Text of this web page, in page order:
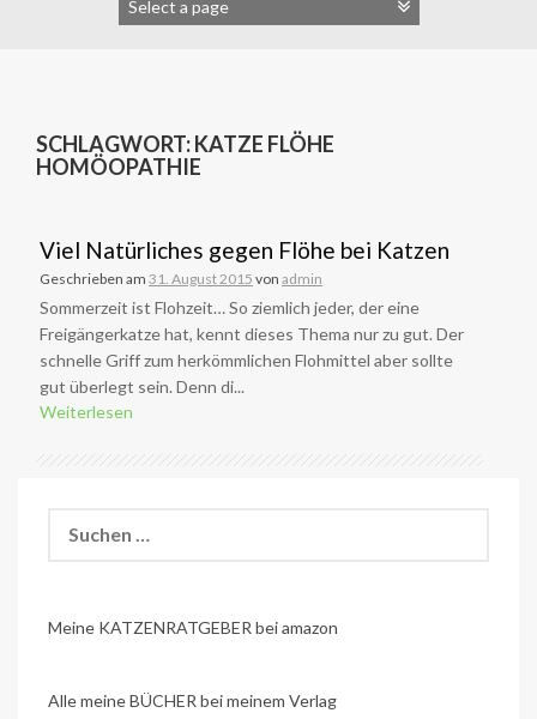
SCHLAGWORT:KATZE FLÖHE
HOMÖOPATHIE
Viel Natürliches gegen Flöhe bei Katzen
Geschrieben am 31. August 2015 von admin
Sommerzeit ist Flohzeit… So ziemlich jeder, der eine
Freigängerkatze hat, kennt dieses Thema nur zu gut. Der
schnelle Griff zum herkömmlichen Flohmittel aber sollte
gut überlegt sein. Denn di...
Weiterlesen
nach:
Meine KATZENRATGEBER bei amazon
Alle meine BÜCHER bei meinem Verlag